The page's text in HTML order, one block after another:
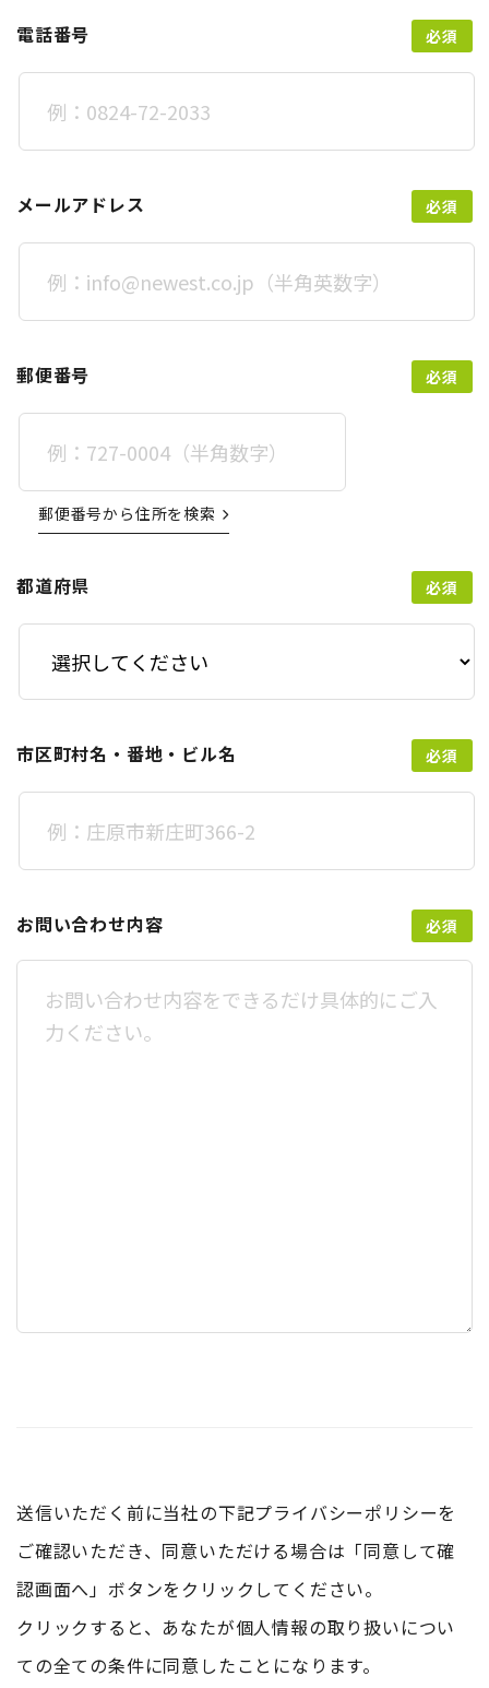
電話番号
メールアドレス
郵便番号
郵便番号から住所を検索
都道府県
市区町村名・番地・ビル名
お問い合わせ内容
送信いただく前に当社の下記プライバシーポリシーを
ご確認いただき、同意いただける場合は「同意して確
認画面へ」ボタンをクリックしてください。
クリックすると、あなたが個人情報の取り扱いについ
ての全ての条件に同意したことになります。